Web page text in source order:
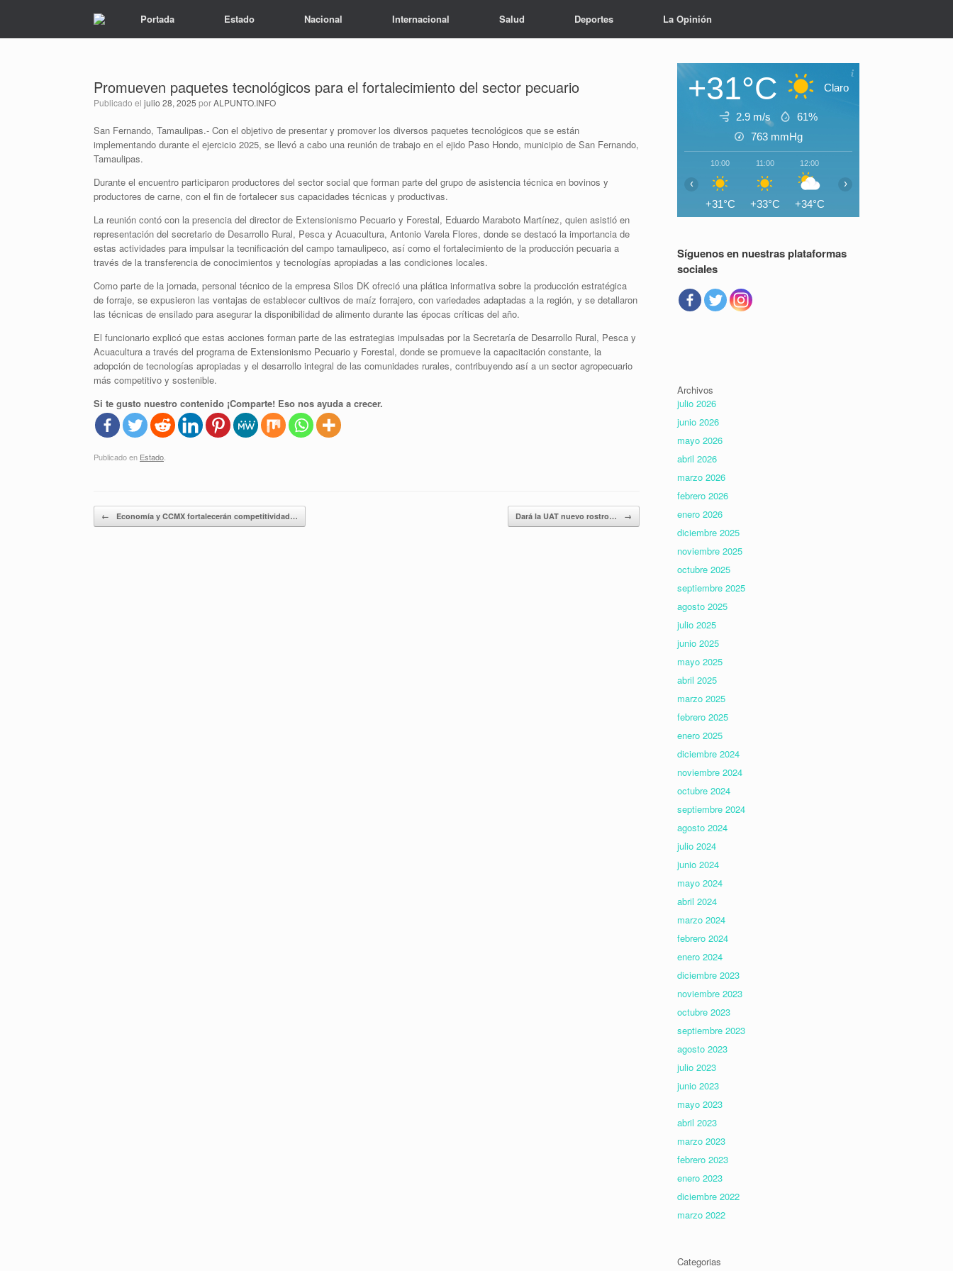
Portada Estado Nacional Internacional Salud Deportes La Opinión
Promueven paquetes tecnológicos para el fortalecimiento del sector pecuario
Publicado el julio 28, 2025 porALPUNTO.INFO
San Fernando, Tamaulipas.- Con el objetivo de presentar y promover los diversos paquetes tecnológicos que se están
implementando durante el ejercicio 2025, se llevó a cabo una reunión de trabajo en el ejido Paso Hondo, municipio de San Fernando,
Tamaulipas.
Durante el encuentro participaron productores del sector social que forman parte del grupo de asistencia técnica en bovinos y
productores de carne, con el fin de fortalecer sus capacidades técnicas y productivas.
La reunión contó con la presencia del director de Extensionismo Pecuario y Forestal, Eduardo Maraboto Martínez, quien asistió en
representación del secretario de Desarrollo Rural, Pesca y Acuacultura, Antonio Varela Flores, donde se destacó la importancia de
estas actividades para impulsar la tecnificación del campo tamaulipeco, así como el fortalecimiento de la producción pecuaria a
través de la transferencia de conocimientos y tecnologías apropiadas a las condiciones locales.
Como parte de la jornada, personal técnico de la empresa Silos DK ofreció una plática informativa sobre la producción estratégica
de forraje, se expusieron las ventajas de establecer cultivos de maíz forrajero, con variedades adaptadas a la región, y se detallaron
las técnicas de ensilado para asegurar la disponibilidad de alimento durante las épocas críticas del año.
El funcionario explicó que estas acciones forman parte de las estrategias impulsadas por la Secretaría de Desarrollo Rural, Pesca y
Acuacultura a través del programa de Extensionismo Pecuario y Forestal, donde se promueve la capacitación constante, la
adopción de tecnologías apropiadas y el desarrollo integral de las comunidades rurales, contribuyendo así a un sector agropecuario
más competitivo y sostenible.
Si te gusto nuestro contenido ¡Comparte! Eso nos ayuda a crecer.
Publicado en Estado
Navegador de artículos
← Economía y CCMX fortalecerán competitividad… Dará la UAT nuevo rostro… →
+31°C Claro
2.9 m/s
61%
763 mmHg
10:00
+31°C
11:00
+33°C
12:00
+34°C
‹ ›
Síguenos en nuestras plataformas
sociales
Archivos
julio 2026
junio 2026
mayo 2026
abril 2026
marzo 2026
febrero 2026
enero 2026
diciembre 2025
noviembre 2025
octubre 2025
septiembre 2025
agosto 2025
julio 2025
junio 2025
mayo 2025
abril 2025
marzo 2025
febrero 2025
enero 2025
diciembre 2024
noviembre 2024
octubre 2024
septiembre 2024
agosto 2024
julio 2024
junio 2024
mayo 2024
abril 2024
marzo 2024
febrero 2024
enero 2024
diciembre 2023
noviembre 2023
octubre 2023
septiembre 2023
agosto 2023
julio 2023
junio 2023
mayo 2023
abril 2023
marzo 2023
febrero 2023
enero 2023
diciembre 2022
marzo 2022
Categorias